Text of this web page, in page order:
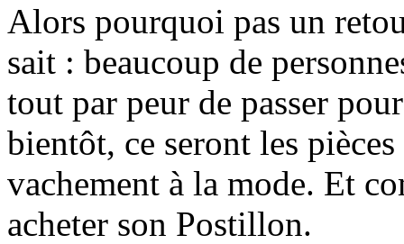
Alors pourquoi pas un
sait : beaucoup de
tout par peur de passer
bientôt, ce seront les
vachement à la mode. Et
acheter son Postillon.